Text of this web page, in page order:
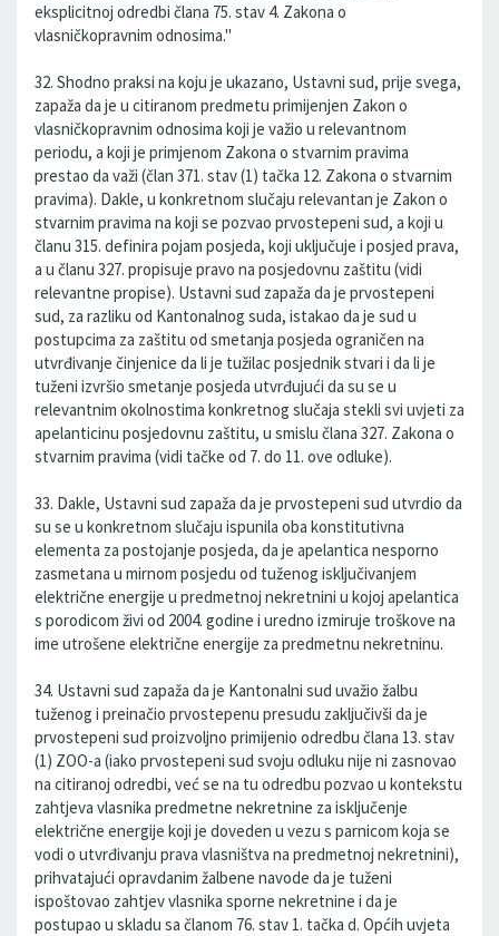
eksplicitnoj odredbi člana 75. stav 4. Zakona o
vlasničkopravnim odnosima."
32. Shodno praksi na koju je ukazano, Ustavni sud, prije svega,
zapaža da je u citiranom predmetu primijenjen Zakon o
vlasničkopravnim odnosima koji je važio u relevantnom
periodu, a koji je primjenom Zakona o stvarnim pravima
prestao da važi (član 371. stav (1) tačka 12. Zakona o stvarnim
pravima). Dakle, u konkretnom slučaju relevantan je Zakon o
stvarnim pravima na koji se pozvao prvostepeni sud, a koji u
članu 315. definira pojam posjeda, koji uključuje i posjed prava,
a u članu 327. propisuje pravo na posjedovnu zaštitu (vidi
relevantne propise). Ustavni sud zapaža da je prvostepeni
sud, za razliku od Kantonalnog suda, istakao da je sud u
postupcima za zaštitu od smetanja posjeda ograničen na
utvrđivanje činjenice da li je tužilac posjednik stvari i da li je
tuženi izvršio smetanje posjeda utvrđujući da su se u
relevantnim okolnostima konkretnog slučaja stekli svi uvjeti za
apelanticinu posjedovnu zaštitu, u smislu člana 327. Zakona o
stvarnim pravima (vidi tačke od 7. do 11. ove odluke).
33. Dakle, Ustavni sud zapaža da je prvostepeni sud utvrdio da
su se u konkretnom slučaju ispunila oba konstitutivna
elementa za postojanje posjeda, da je apelantica nesporno
zasmetana u mirnom posjedu od tuženog isključivanjem
električne energije u predmetnoj nekretnini u kojoj apelantica
s porodicom živi od 2004. godine i uredno izmiruje troškove na
ime utrošene električne energije za predmetnu nekretninu.
34. Ustavni sud zapaža da je Kantonalni sud uvažio žalbu
tuženog i preinačio prvostepenu presudu zaključivši da je
prvostepeni sud proizvoljno primijenio odredbu člana 13. stav
(1) ZOO-a (iako prvostepeni sud svoju odluku nije ni zasnovao
na citiranoj odredbi, već se na tu odredbu pozvao u kontekstu
zahtjeva vlasnika predmetne nekretnine za isključenje
električne energije koji je doveden u vezu s parnicom koja se
vodi o utvrđivanju prava vlasništva na predmetnoj nekretnini),
prihvatajući opravdanim žalbene navode da je tuženi
ispoštovao zahtjev vlasnika sporne nekretnine i da je
postupao u skladu sa članom 76. stav 1. tačka d. Općih uvjeta